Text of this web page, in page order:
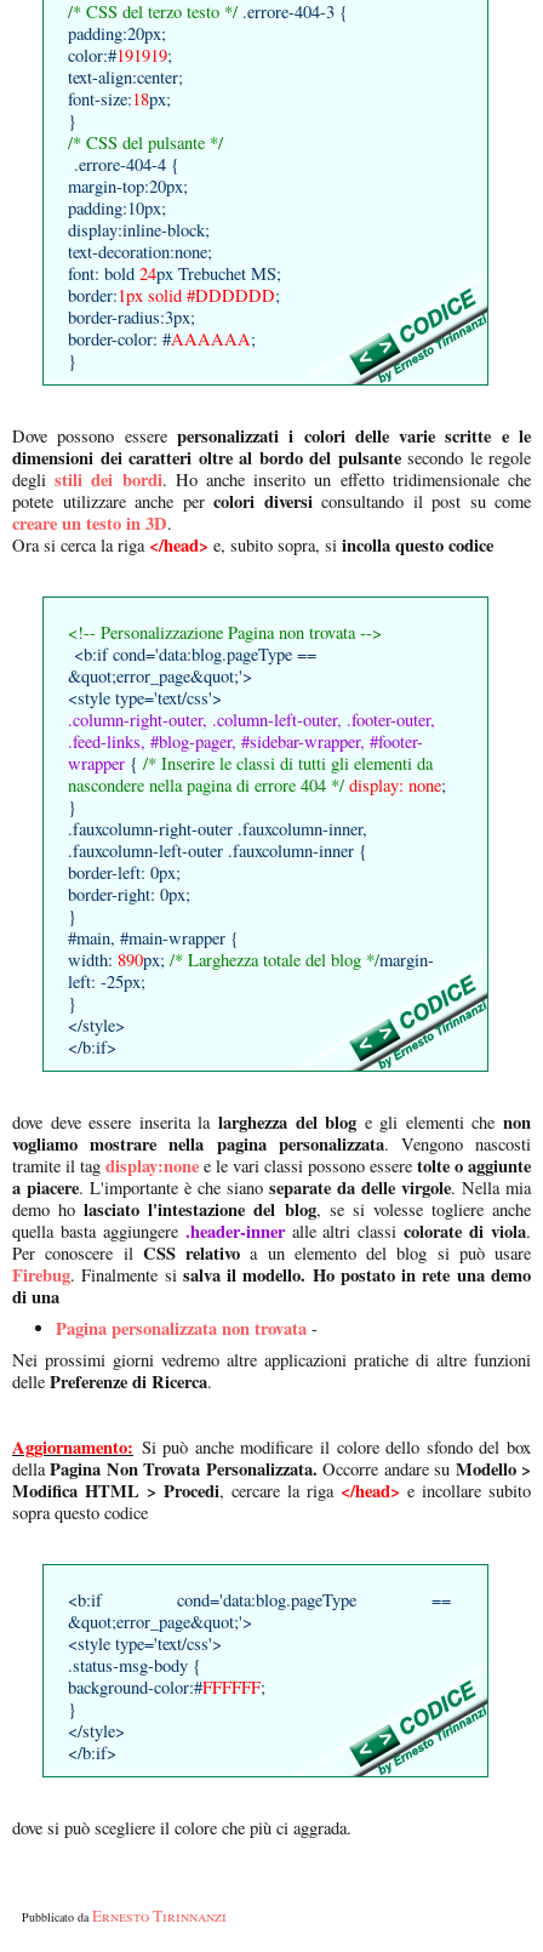
/* CSS del terzo testo */ .errore-404-3 {
padding:20px;
color:#191919;
text-align:center;
font-size:18px;
}
/* CSS del pulsante */
.errore-404-4 {
margin-top:20px;
padding:10px;
display:inline-block;
text-decoration:none;
font: bold 24px Trebuchet MS;
border:1px solid #DDDDDD;
border-radius:3px;
border-color: #AAAAAA;
}
Dove possono essere personalizzati i colori delle varie scritte e le
dimensioni dei caratteri oltre al bordo del pulsante secondo le regole
deglistili dei bordi. Ho anche inserito un effetto tridimensionale che
potete utilizzare anche per colori diversiconsultando il post su come
creare un testo in 3D.
Ora si cerca la riga </head> e, subito sopra, si incolla questo codice
<!-- Personalizzazione Pagina non trovata -->
<b:if cond='data:blog.pageType ==
&quot;error_page&quot;'>
<style type='text/css'>
.column-right-outer, .column-left-outer, .footer-outer,
.feed-links, #blog-pager, #sidebar-wrapper, #footer-
wrapper { /* Inserire le classi di tutti gli elementi da
nascondere nella pagina di errore 404 */ display: none;
}
.fauxcolumn-right-outer .fauxcolumn-inner,
.fauxcolumn-left-outer .fauxcolumn-inner {
border-left: 0px;
border-right: 0px;
}
#main, #main-wrapper {
width: 890px; /* Larghezza totale del blog */margin-
left: -25px;
}
</style>
</b:if>
dove deve essere inserita la larghezza del blog e gli elementi chenon
vogliamo mostrare nella pagina personalizzata. Vengono nascosti
tramite il tag display:none e le vari classi possono essere tolte o aggiunte
a piacere. L'importante è che siano separate da delle virgole. Nella mia
demo holasciato l'intestazione del blog, se si volesse togliere anche
quella basta aggiungere .header-inneralle altri classicolorate di viola.
Per conoscere il CSS relativo a un elemento del blog si può usare
Firebug. Finalmente si salva il modello. Ho postato in rete una demo
di una
Pagina personalizzata non trovata -
Nei prossimi giorni vedremo altre applicazioni pratiche di altre funzioni
delle Preferenze di Ricerca.
Aggiornamento: Si può anche modificare il colore dello sfondo del box
dellaPagina Non Trovata Personalizzata. Occorre andare su Modello >
Modifica HTML > Procedi, cercare la riga </head> e incollare subito
sopra questo codice
<b:if cond='data:blog.pageType ==
&quot;error_page&quot;'>
<style type='text/css'>
.status-msg-body {
background-color:#FFFFFF;
}
</style>
</b:if>
dove si può scegliere il colore che più ci aggrada.
Pubblicato daErnesto Tirinnanzi